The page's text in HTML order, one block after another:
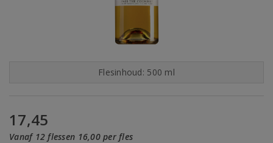
Flesinhoud: 500 ml
17,45
Vanaf 12 flessen 16,00 per fles